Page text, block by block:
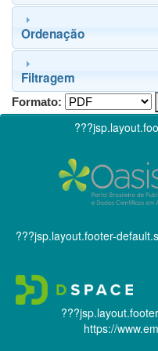
Ordenação
Filtragem
Formato:
???jsp.layout.footer-
https://